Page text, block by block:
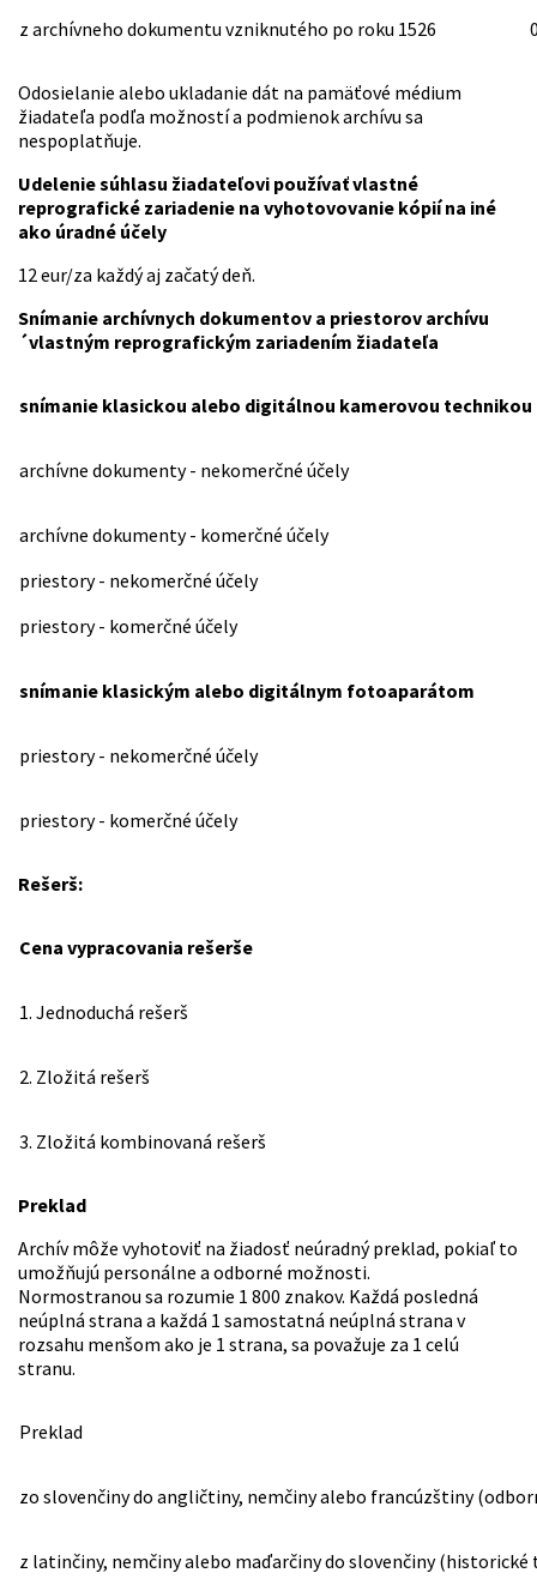
z archívneho dokumentu vzniknutého po roku 1526
Odosielanie alebo ukladanie dát na pamäťové médium
žiadateľa podľa možností a podmienok archívu sa
nespoplatňuje.
Udelenie súhlasu žiadateľovi používať vlastné
reprografické zariadenie na vyhotovovanie kópií na iné
ako úradné účely
12 eur/za každý aj začatý deň.
Snímanie archívnych dokumentov a priestorov archívu
´vlastným reprografickým zariadením žiadateľa
snímanie klasickou alebo digitálnou kamerovou technikou
archívne dokumenty - nekomerčné účely
archívne dokumenty - komerčné účely
priestory - nekomerčné účely
priestory - komerčné účely
snímanie klasickým alebo digitálnym fotoaparátom
priestory - nekomerčné účely
priestory - komerčné účely
Rešerš:
Cena vypracovania rešerše
1. Jednoduchá rešerš
2. Zložitá rešerš
3. Zložitá kombinovaná rešerš
Preklad
Archív môže vyhotoviť na žiadosť neúradný preklad, pokiaľ to
umožňujú personálne a odborné možnosti.
Normostranou sa rozumie 1 800 znakov. Každá posledná
neúplná strana a každá 1 samostatná neúplná strana v
rozsahu menšom ako je 1 strana, sa považuje za 1 celú
stranu.
Preklad
zo slovenčiny do angličtiny, nemčiny alebo francúzštiny
z latinčiny, nemčiny alebo maďarčiny do slovenčiny (historické